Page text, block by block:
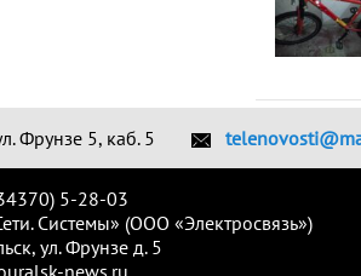
Фрунзе 5, каб. 5
5-28-03
Системы» (ООО «Электросвязь»)
ул. Фрунзе д. 5